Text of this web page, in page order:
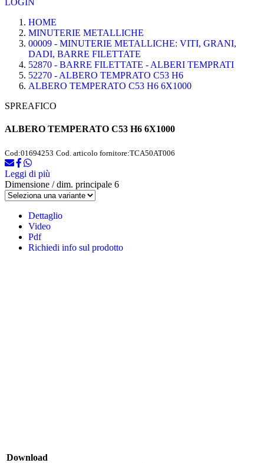
LOGIN
HOME
MINUTERIE METALLICHE
00009 - MINUTERIE METALLICHE: VITI, GRANI,
DADI, BARRE FILETTATE
52870 - BARRE FILETTATE - ALBERI TEMPRATI
52270 - ALBERO TEMPRATO C53 H6
ALBERO TEMPERATO C53 H6 6X1000
SPREAFICO
ALBERO TEMPERATO C53 H6 6X1000
Cod:01694253 Cod. articolo fornitore:TCA50AT006
Leggi di più
Dimensione / dim. principale 6
Dettaglio
Video
Pdf
Richiedi info sul prodotto
Download